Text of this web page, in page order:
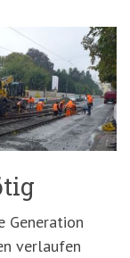
Generation
verlaufen